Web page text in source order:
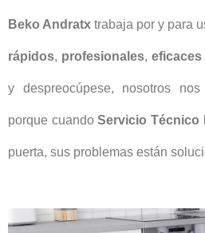
Beko Andratx trabaja por y para
rápidos, profesionales, eficaces
y despreocúpese, nosotros
porque cuandoServicio Técnico
puerta, sus problemas están